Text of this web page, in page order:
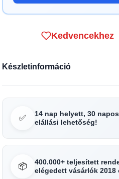
Kedvencekhez
Készletinformáció
✅
14 nap helyett, 30 napos
elállási lehetőség!
📦
400.000+ teljesített
elégedett vásárlók 2018